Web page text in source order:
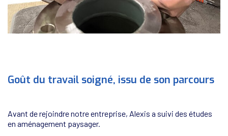
Goût du travail soigné, issu de son parcours
Avant de rejoindre notre entreprise, Alexis a suivi des études
en aménagement paysager.